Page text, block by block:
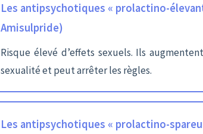
Les antipsychotiques « prolactino-
Amisulpride)
Risque élevé d’effets sexuels. Ils
sexualité et peut arrêter les règles.
Les antipsychotiques « prolactino-